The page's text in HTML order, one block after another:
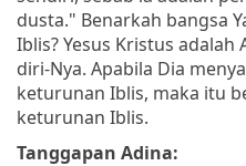
dusta." Benarkah bangsa
Iblis? Yesus Kristus adalah
diri-Nya. Apabila Dia
keturunan Iblis, maka itu
keturunan Iblis.
Tanggapan Adina: